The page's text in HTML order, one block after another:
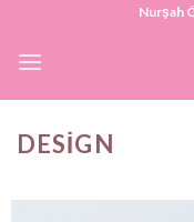
content
Nurşah
DESIGN